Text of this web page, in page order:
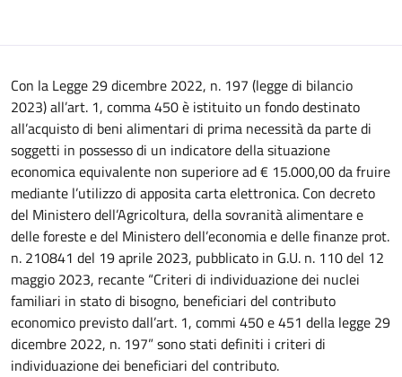
Con la Legge 29 dicembre 2022, n. 197 (legge di bilancio
2023) all’art. 1, comma 450 è istituito un fondo destinato
all’acquisto di beni alimentari di prima necessità da parte di
soggetti in possesso di un indicatore della situazione
economica equivalente non superiore ad € 15.000,00 da fruire
mediante l’utilizzo di apposita carta elettronica. Con decreto
del Ministero dell’Agricoltura, della sovranità alimentare e
delle foreste e del Ministero dell’economia e delle finanze prot.
n. 210841 del 19 aprile 2023, pubblicato in G.U. n. 110 del 12
maggio 2023, recante “Criteri di individuazione dei nuclei
familiari in stato di bisogno, beneficiari del contributo
economico previsto dall’art. 1, commi 450 e 451 della legge 29
dicembre 2022, n. 197” sono stati definiti i criteri di
individuazione dei beneficiari del contributo.